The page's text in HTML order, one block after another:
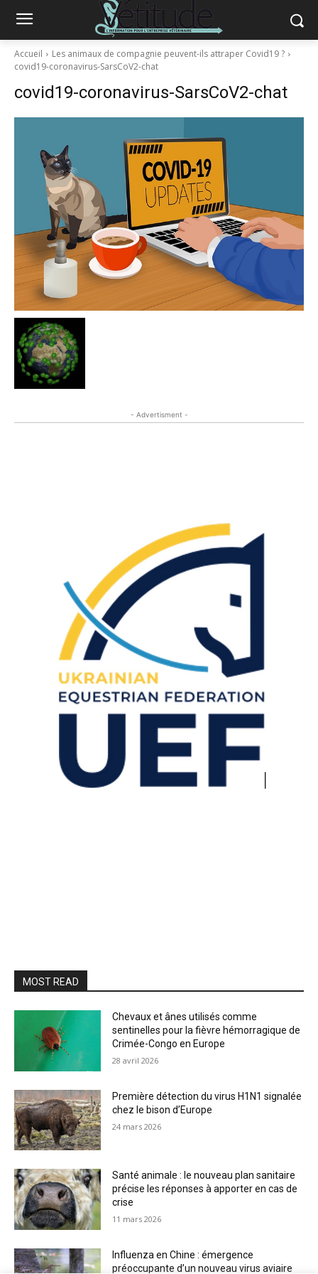
Accueil
Les animaux de compagnie peuvent-ils attraper Covid19 ?
covid19-coronavirus-SarsCoV2-chat
covid19-coronavirus-SarsCoV2-chat
- Advertisment -
MOST READ
Chevaux et ânes utilisés comme
sentinelles pour la fièvre hémorragique de
Crimée-Congo en Europe
28 avril 2026
Première détection du virus H1N1 signalée
chez le bison d’Europe
24 mars 2026
Santé animale : le nouveau plan sanitaire
précise les réponses à apporter en cas de
crise
11 mars 2026
Influenza en Chine : émergence
préoccupante d’un nouveau virus aviaire